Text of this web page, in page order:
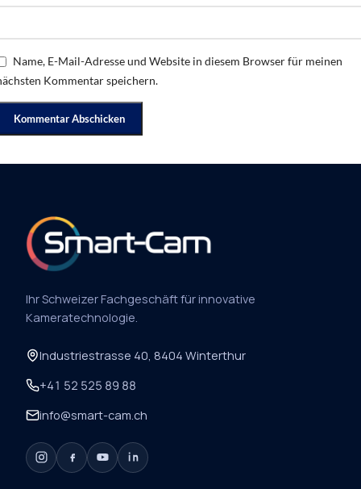
Name, E-Mail-Adresse und Website in diesem Browser für meinen
Kommentar speichern.
Ihr Schweizer Fachgeschäft für innovative
Kameratechnologie.
Industriestrasse 40, 8404 Winterthur
+41 52 525 89 88
info@smart-cam.ch